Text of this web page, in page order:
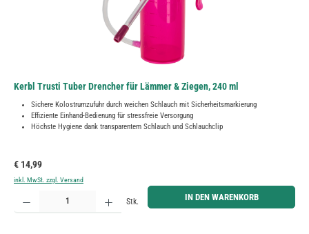
Kerbl Trusti Tuber Drencher für Lämmer & Ziegen, 240 ml
Sichere Kolostrumzufuhr durch weichen Schlauch mit Sicherheitsmarkierung
Effiziente Einhand-Bedienung für stressfreie Versorgung
Höchste Hygiene dank transparentem Schlauch und Schlauchclip
Regulärer Preis:
€ 14,99
inkl. MwSt. zzgl. Versand
Produkt Anzahl: Gib den gewünschten Wert ein oder benutze die Schaltflächen um die Anzahl zu
Stk. IN DEN WARENKORB